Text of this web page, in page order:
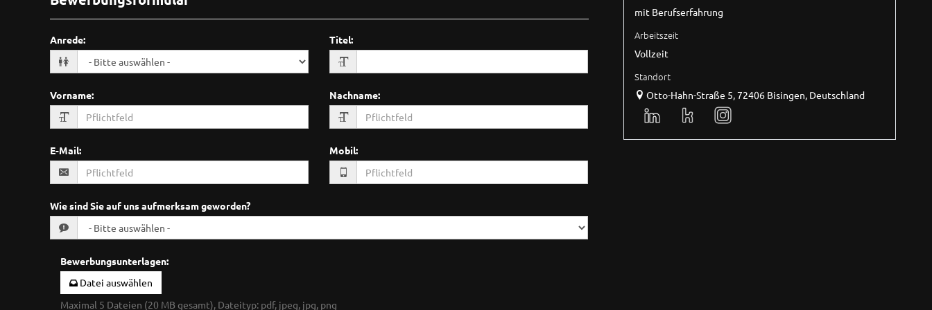
Anrede: Titel:
Vorname: Nachname:
E-Mail: Mobil:
Wie sind Sie auf uns aufmerksam geworden?
Bewerbungsunterlagen:
Datei auswählen
Maximal 5 Dateien (20 MB gesamt), Dateityp: pdf, jpeg, jpg, png
mit Berufserfahrung
Arbeitszeit
Vollzeit
Standort
Otto-Hahn-Straße 5, 72406 Bisingen, Deutschland